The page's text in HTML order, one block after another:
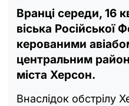
Вранці середи, 16
віська Російської
керованими
центральним
міста Херсон.
Внаслідок обстрілу